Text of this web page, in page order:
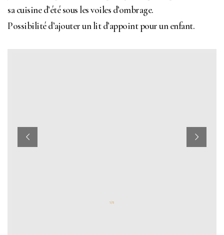
sa cuisine d’été sous les voiles d’ombrage.
Possibilité d’ajouter un lit d’appoint pour un enfant.
1 / 5